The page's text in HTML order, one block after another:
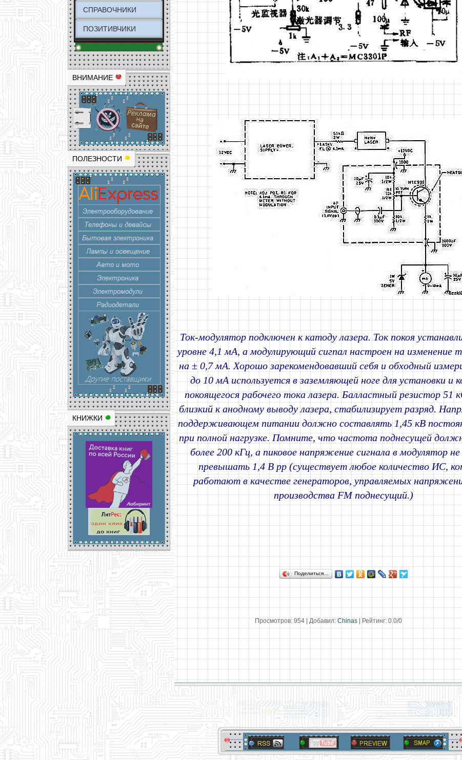
СПРАВОЧНИКИ
ПОЗИТИВЧИКИ
ВНИМАНИЕ
ПОЛЕЗНОСТИ
КНИЖКИ
Ток-модулятор подключен к катоду лазера. Ток покоя
уровне 4,1 мА, а модулирующий сигпал настроен на изменение
на ± 0,7 мА. Хорошо зарекомендовавший себя и обходный
до 10 мА используется в заземляющей ноге для установки и
покоящегося рабочего тока лазера. Балластный резистор 51
близкий к анодному выводу лазера, стабилизирует разряд.
поддерживающем питании должно составлять 1,45 кВ
при полной нагрузке. Помните, что частота поднесущей
более 200 кГц, а пиковое напряжение сигнала в модулятор
превышать 1,4 В pp (существует любое количество ИС,
работают в качестве генераторов, управляемых
производства FM поднесущий.)
Поделиться…
Просмотров: 954| Добавил: Chinas Рейтинг: 0.0/0